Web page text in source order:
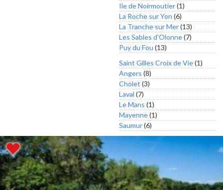
Ile de Noirmoutier(1)
La Roche sur Yon (6)
La Tranche sur Mer(13)
Les Sables d'Olonne(7)
Puy du Fou (13)
Saint Gilles Croix de Vie(1)
Angers (8)
Cholet (3)
Laval (7)
Le Mans (1)
Mayenne(1)
Saumur(6)